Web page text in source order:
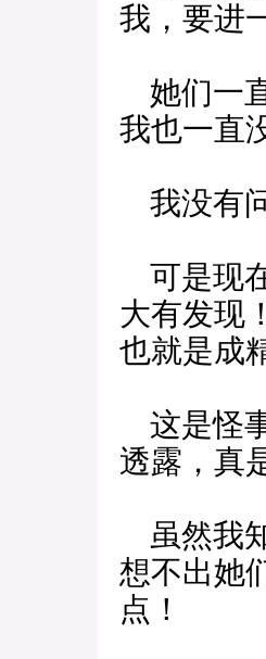
我，要进
她们一
我也一直
我没有
可是现
大有发现
也就是成
这是怪
透露，真
虽然我
想不出她
点！